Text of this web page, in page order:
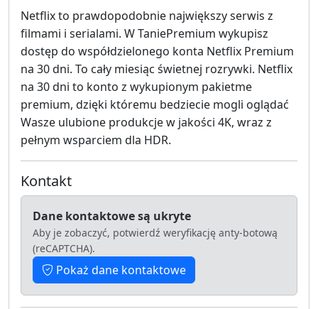
Netflix to prawdopodobnie największy serwis z
filmami i serialami. W TaniePremium wykupisz
dostęp do współdzielonego konta Netflix Premium
na 30 dni. To cały miesiąc świetnej rozrywki. Netflix
na 30 dni to konto z wykupionym pakietme
premium, dzięki któremu bedziecie mogli oglądać
Wasze ulubione produkcje w jakości 4K, wraz z
pełnym wsparciem dla HDR.
Kontakt
Dane kontaktowe są ukryte
Aby je zobaczyć, potwierdź weryfikację anty-botową
(reCAPTCHA).
Pokaż dane kontaktowe